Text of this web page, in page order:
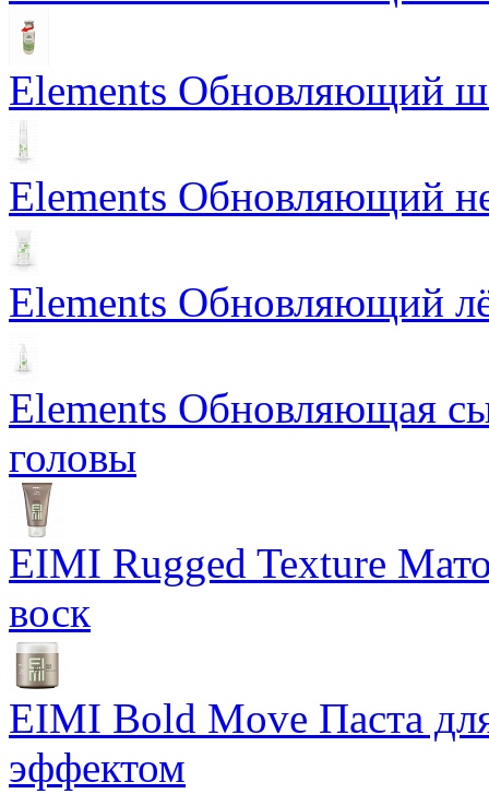
Elements Обновляющий
Elements Обновляющий
Elements Обновляющий
Elements Обновляющая
головы
EIMI Rugged Texture
воск
EIMI Bold Move Паста
эффектом